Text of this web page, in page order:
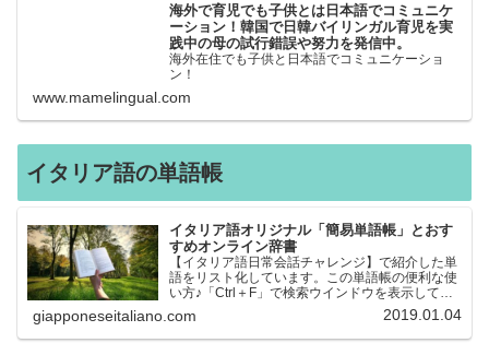
海外で育児でも子供とは日本語でコミュニケ
ーション！韓国で日韓バイリンガル育児を実
践中の母の試行錯誤や努力を発信中。
海外在住でも子供と日本語でコミュニケーショ
ン！
www.mamelingual.com
イタリア語の単語帳
イタリア語オリジナル「簡易単語帳」とおす
すめオンライン辞書
【イタリア語日常会話チャレンジ】で紹介した単
語をリスト化しています。この単語帳の便利な使
い方♪「Ctrl＋F」で検索ウインドウを表示して、
知りたい単語を探すことができます。イタリア語
→日本語、日本語→イタリア語 どちらでも検索
できるので、良…
giapponeseitaliano.com 2019.01.04